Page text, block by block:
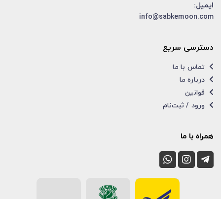
ایمیل:
info@sabkemoon.com
دسترسی سریع
تماس با ما
درباره ما
قوانین
ورود / ثبت‌نام
همراه با ما